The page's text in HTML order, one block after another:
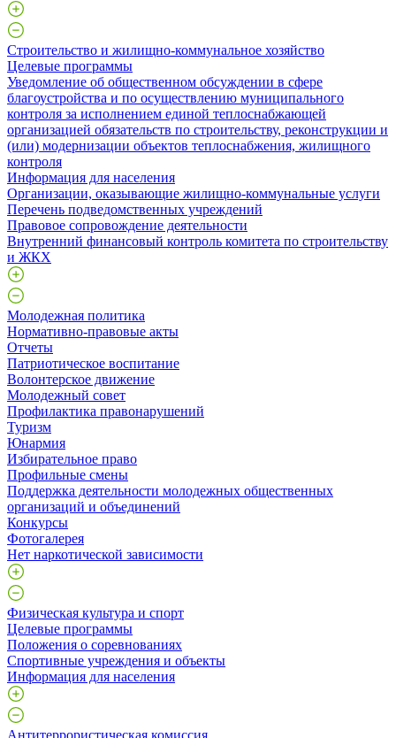
Строительство и жилищно-коммунальное хозяйство
Целевые программы
Уведомление об общественном обсуждении в сфере
благоустройства и по осуществлению муниципального
контроля за исполнением единой теплоснабжающей
организацией обязательств по строительству, реконструкции и
(или) модернизации объектов теплоснабжения, жилищного
контроля
Информация для населения
Организации, оказывающие жилищно-коммунальные услуги
Перечень подведомственных учреждений
Правовое сопровождение деятельности
Внутренний финансовый контроль комитета по строительству
и ЖКХ
Молодежная политика
Нормативно-правовые акты
Отчеты
Патриотическое воспитание
Волонтерское движение
Молодежный совет
Профилактика правонарушений
Туризм
Юнармия
Избирательное право
Профильные смены
Поддержка деятельности молодежных общественных
организаций и объединений
Конкурсы
Фотогалерея
Нет наркотической зависимости
Физическая культура и спорт
Целевые программы
Положения о соревнованиях
Спортивные учреждения и объекты
Информация для населения
Антитеррористическая комиссия